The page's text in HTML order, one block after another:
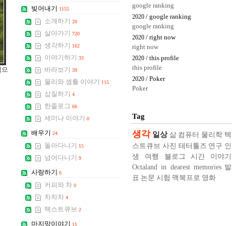
으
빚어내기 1155
소개하기 20
살아가기 720
생각하기 162
이야기하기 33
바라보기 39
물리와 셈틀 이야기 115
삽질하기 4
한줄로그 66
세미나 이야기 0
배우기 24
돌아다니기 15
넘어다니기 9
사랑하기 6
커피와 차 0
차차차 4
텍스트큐브 2
마지막이야기 11
google ranking
2020 / google ranking
google ranking
2020 / right now
right now
2020 / this profile
this profile
2020 / Poker
Poker
Tag
생각 일상 삶 컴퓨터 물리학 텍
스트큐브 사진 태터툴즈 연구 인
생
여행 블로그 시간
이야기
Octaland in dearest memories 발
표 논문 시험 맥북프로 영화